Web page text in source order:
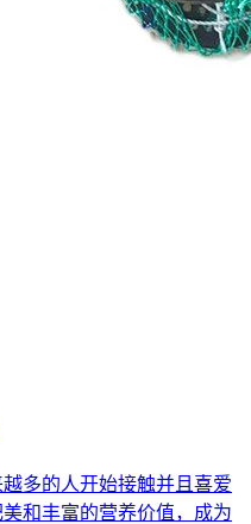
多的人开始接触并且喜爱
和丰富的营养价值，成为